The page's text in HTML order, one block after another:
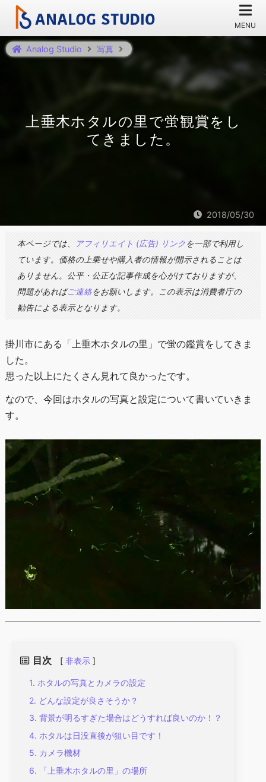
上垂木ホタルの里で蛍観賞をし
てきました。
2018/05/30
Analog Studio 写真
本ページでは、 アフィリエイト (広告) リンクを一部で利用し
ています。価格の上乗せや購入者の情報が開示されることは
ありません。公平・公正な記事作成を心がけておりますが、
問題があればご連絡をお願いします。この表示は消費者庁の
勧告による表示となります。
掛川市にある「上垂木ホタルの里」で蛍の鑑賞をしてきま
した。
思った以上にたくさん見れて良かったです。
なので、今回はホタルの写真と設定について書いていきま
す。
目次 [非表示 ]
ホタルの写真とカメラの設定
どんな設定が良さそうか？
背景が明るすぎた場合はどうすれば良いのか！？
ホタルは日没直後が狙い目です！
カメラ機材
「上垂木ホタルの里」の場所